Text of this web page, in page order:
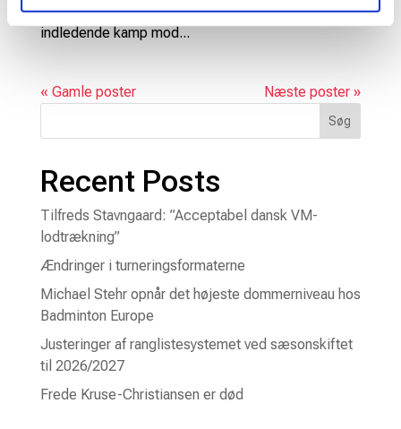
stil med en fornem sejr på 3-2 i gruppespillets
indledende kamp mod...
« Gamle poster Næste poster »
Søg
Recent Posts
Tilfreds Stavngaard: ”Acceptabel dansk VM-
lodtrækning”
Ændringer i turneringsformaterne
Michael Stehr opnår det højeste dommerniveau hos
Badminton Europe
Justeringer af ranglistesystemet ved sæsonskiftet
til 2026/2027
Frede Kruse-Christiansen er død